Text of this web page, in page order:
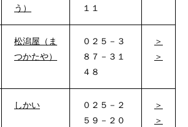
う）
１１
松潟屋（ま
つかたや）
０２５－３
８７－３１
４８
＞
＞
しかい
０２５－２
５９－２０
＞
＞